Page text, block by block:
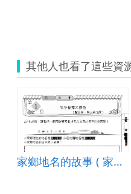
其他人也看了這些資
家鄉地名的故事 ( 家鄉地名學習單.doc )